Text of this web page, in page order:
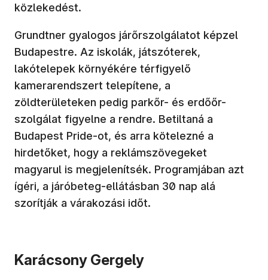
közlekedést.
Grundtner gyalogos járőrszolgálatot képzel
Budapestre. Az iskolák, játszóterek,
lakótelepek környékére térfigyelő
kamerarendszert telepítene, a
zöldterületeken pedig parkőr- és erdőőr-
szolgálat figyelne a rendre. Betiltaná a
Budapest Pride-ot, és arra kötelezné a
hirdetőket, hogy a reklámszövegeket
magyarul is megjelenítsék. Programjában azt
ígéri, a járóbeteg-ellátásban 30 nap alá
szorítják a várakozási időt.
Karácsony Gergely